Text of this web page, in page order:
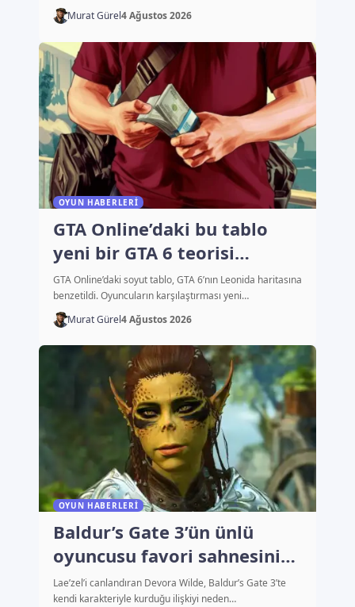
Murat Gürel4 Ağustos 2026
OYUN HABERLERI
GTA Online’daki bu tablo
yeni bir GTA 6 teorisi
başlattı
GTA Online’daki soyut tablo, GTA 6’nın Leonida haritasına
benzetildi. Oyuncuların karşılaştırması yeni…
Murat Gürel4 Ağustos 2026
OYUN HABERLERI
Baldur’s Gate 3’ün ünlü
oyuncusu favori sahnesini
açıkladı
Lae’zel’i canlandıran Devora Wilde, Baldur’s Gate 3’te
kendi karakteriyle kurduğu ilişkiyi neden…